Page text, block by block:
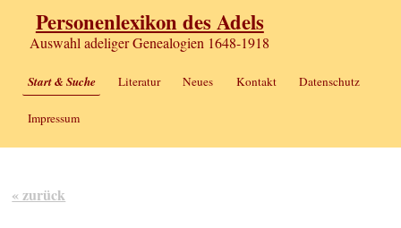
Personenlexikon des Adels
Auswahl adeliger Genealogien 1648-1918
Start & Suche Literatur Neues Kontakt Datenschutz
Impressum
« zurück